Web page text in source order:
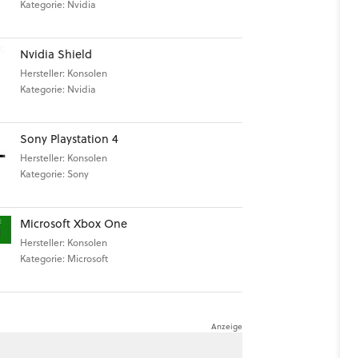
Kategorie: Nvidia
Nvidia Shield
Hersteller: Konsolen
Kategorie: Nvidia
Sony Playstation 4
Hersteller: Konsolen
Kategorie: Sony
Microsoft Xbox One
Hersteller: Konsolen
Kategorie: Microsoft